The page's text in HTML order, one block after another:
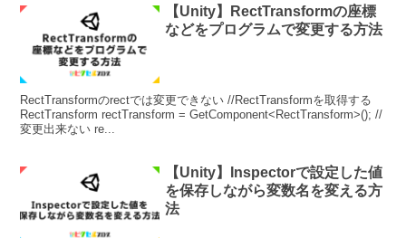
【Unity】RectTransformの座標
などをプログラムで変更する方法
RectTransformのrectでは変更できない //RectTransformを取得する
RectTransform rectTransform = GetComponent<RectTransform>(); //
変更出来ない re...
【Unity】Inspectorで設定した値
を保存しながら変数名を変える方
法